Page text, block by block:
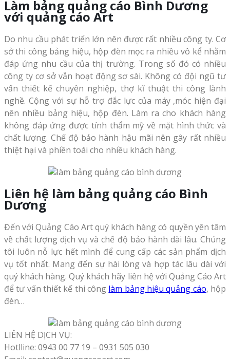
Làm bảng quảng cáo Bình Dương
với quảng cáo Art
Do nhu cầu phát triển lớn nên được rất nhiều công ty. Cơ
sở thi công bảng hiệu, hộp đèn mọc ra nhiều vô kể nhằm
đáp ứng nhu cầu của thị trường. Trong số đó có nhiều
công ty cơ sở vẫn hoạt động sơ sài. Không có đội ngũ tư
vấn thiết kế chuyên nghiệp, thợ kĩ thuật thi công lành
nghề. Cộng với sự hỗ trợ đắc lực của máy ,móc hiện đại
nên nhiều bảng hiệu, hộp đèn. Làm ra cho khách hàng
không đáp ứng được tính thẩm mỹ về mặt hình thức và
chất lượng. Chế độ bảo hành hậu mãi nên gây rất nhiều
thiệt hại và phiền toái cho nhiều khách hàng.
Liên hệ làm bảng quảng cáo Bình
Dương
Đến với Quảng Cáo Art quý khách hàng có quyền yên tâm
về chất lượng dịch vụ và chế độ bảo hành dài lâu. Chúng
tôi luôn nỗ lực hết mình để cung cấp các sản phẩm dịch
vụ tốt nhất. Mang đến sự hài lòng và hợp tác lâu dài với
quý khách hàng. Quý khách hãy liên hệ với Quảng Cáo Art
để tư vấn thiết kế thi công làm bảng hiệu quảng cáo, hộp
đèn…
LIÊN HỆ DỊCH VỤ:
Hotlline: 0943 00 77 19 – 0931 505 030